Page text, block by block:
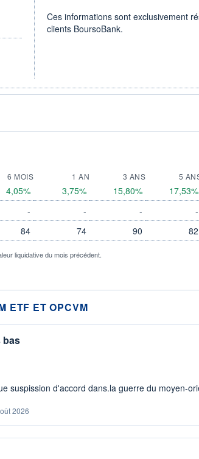
Ces informations sont exclusivement
clients BoursoBank.
6 MOIS 1 AN 3 ANS 5
4,05% 3,75% 15,80% 17,53%
- - - -
84 74 90 82
liquidative du mois précédent.
ETF ET OPCVM
bas
suspission d'accord dans.la guerre du moyen-
2026